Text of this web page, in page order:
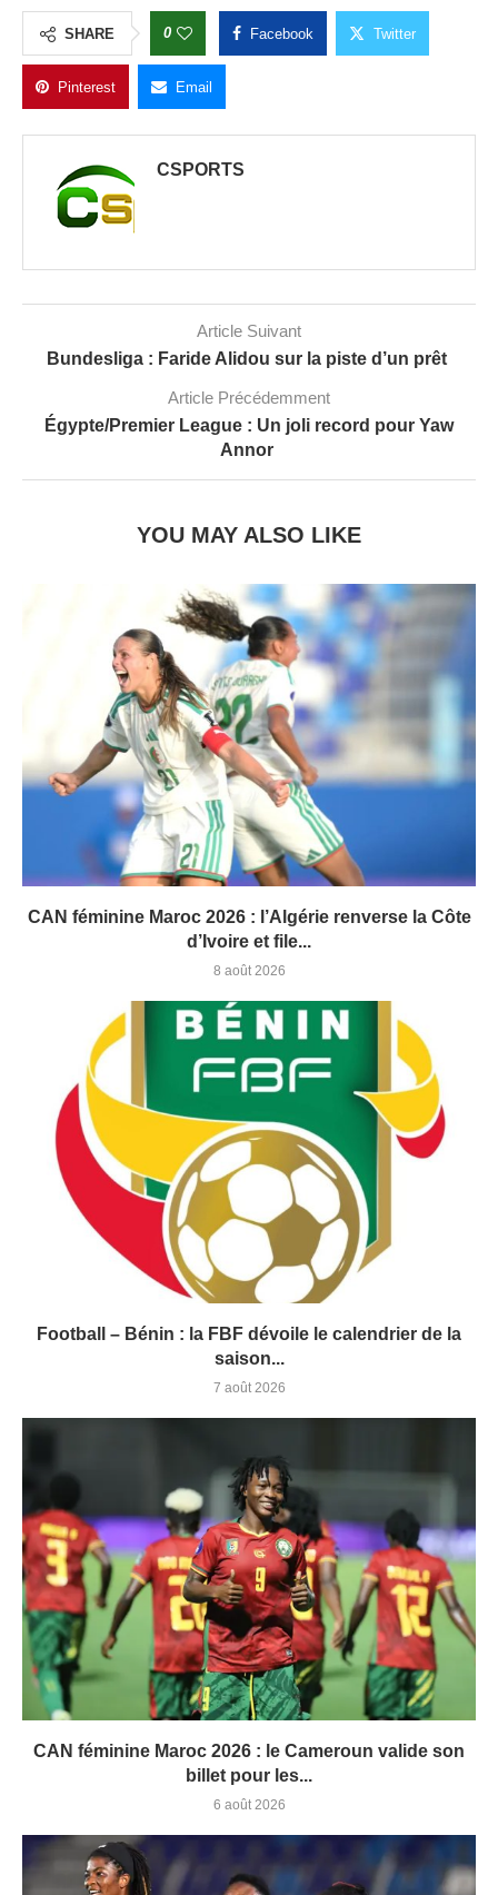
SHARE 0 Facebook Twitter
Pinterest Email
CSPORTS
Article Suivant
Bundesliga : Faride Alidou sur la piste d’un prêt
Article Précédemment
Égypte/Premier League : Un joli record pour Yaw
Annor
YOU MAY ALSO LIKE
CAN féminine Maroc 2026 : l’Algérie renverse la Côte
d’Ivoire et file...
8 août 2026
Football – Bénin : la FBF dévoile le calendrier de la
saison...
7 août 2026
CAN féminine Maroc 2026 : le Cameroun valide son
billet pour les...
6 août 2026